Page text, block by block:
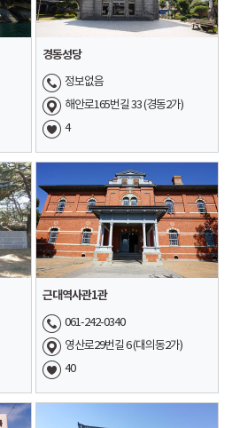
경동성당
정보없음
해안로165번길 33 (경동2가)
4
근대역사관1관
061-242-0340
영산로29번길 6 (대의동2가)
40